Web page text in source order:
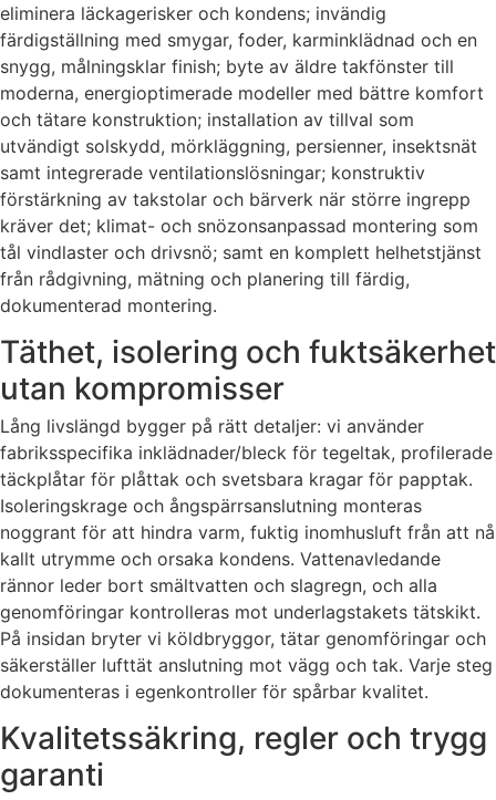
eliminera läckagerisker och kondens; invändig
färdigställning med smygar, foder, karminklädnad och en
snygg, målningsklar finish; byte av äldre takfönster till
moderna, energioptimerade modeller med bättre komfort
och tätare konstruktion; installation av tillval som
utvändigt solskydd, mörkläggning, persienner, insektsnät
samt integrerade ventilationslösningar; konstruktiv
förstärkning av takstolar och bärverk när större ingrepp
kräver det; klimat- och snözonsanpassad montering som
tål vindlaster och drivsnö; samt en komplett helhetstjänst
från rådgivning, mätning och planering till färdig,
dokumenterad montering.
Täthet, isolering och fuktsäkerhet
utan kompromisser
Lång livslängd bygger på rätt detaljer: vi använder
fabriksspecifika inklädnader/bleck för tegeltak, profilerade
täckplåtar för plåttak och svetsbara kragar för papptak.
Isoleringskrage och ångspärrsanslutning monteras
noggrant för att hindra varm, fuktig inomhusluft från att nå
kallt utrymme och orsaka kondens. Vattenavledande
rännor leder bort smältvatten och slagregn, och alla
genomföringar kontrolleras mot underlagstakets tätskikt.
På insidan bryter vi köldbryggor, tätar genomföringar och
säkerställer lufttät anslutning mot vägg och tak. Varje steg
dokumenteras i egenkontroller för spårbar kvalitet.
Kvalitetssäkring, regler och trygg
garanti